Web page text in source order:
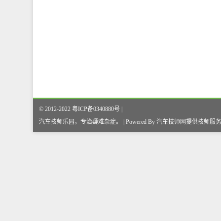
© 2012-2022 粤ICP备0340880号 |
汽车技师乐园，专治疑难杂症。 | Powered By 汽车技师网提供技师服务